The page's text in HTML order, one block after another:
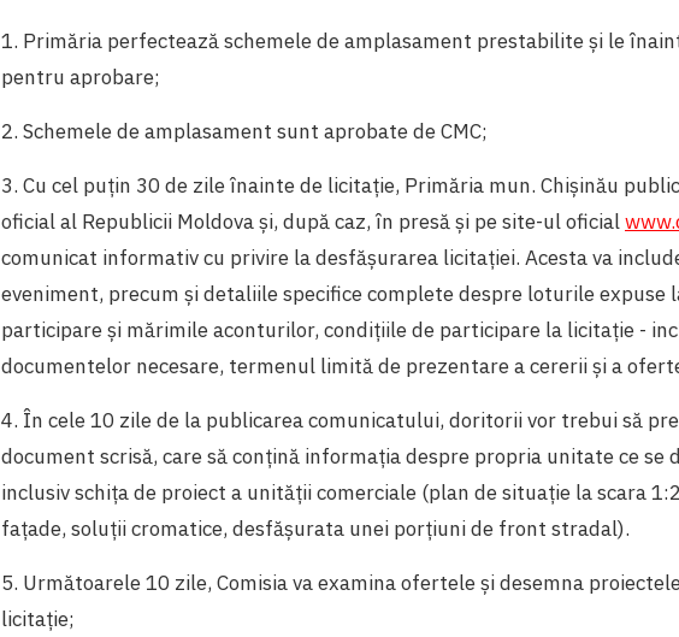
1. Primăria perfectează schemele de amplasament prestabilite și le
pentru aprobare;
2. Schemele de amplasament sunt aprobate de CMC;
3. Cu cel puțin 30 de zile înainte de licitație, Primăria mun. Chișinău
oficial al Republicii Moldova și, după caz, în presă și pe site-ul oficial
comunicat informativ cu privire la desfășurarea licitației. Acesta va
eveniment, precum și detaliile specifice complete despre loturile expuse
participare și mărimile aconturilor, condițiile de participare la licitație -
documentelor necesare, termenul limită de prezentare a cererii și a
4. În cele 10 zile de la publicarea comunicatului, doritorii vor trebui să
document scrisă, care să conțină informația despre propria unitate ce se
inclusiv schița de proiect a unității comerciale (plan de situație la scara
fațade, soluții cromatice, desfășurata unei porțiuni de front stradal).
5. Următoarele 10 zile, Comisia va examina ofertele și desemna
licitație;